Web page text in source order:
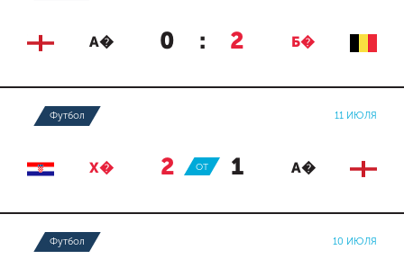
А� 0 : 2 Б�
Футбол 11 ИЮЛЯ
Х� 2 : 1 А�
ОТ
Футбол 10 ИЮЛЯ